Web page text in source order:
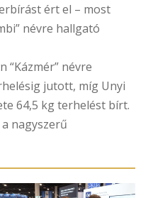
ért el – most
névre hallgató
“Kázmér” névre
jutott, míg Unyi
64,5 kg terhelést bírt.
nagyszerű